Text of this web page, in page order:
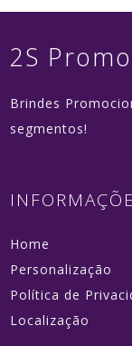
2S
Brindes
segmentos!
Home
Personalização
Política de
Localização